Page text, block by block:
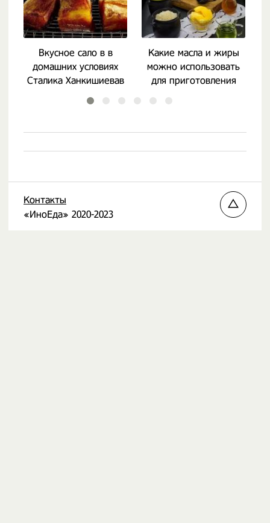
Вкусное сало в в
домашних условиях
Сталика Ханкишиевав
Какие масла и жиры
можно использовать
для приготовления
Контакты
«ИноЕда» 2020-2023